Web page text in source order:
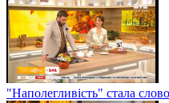
"Наполегливість" стала